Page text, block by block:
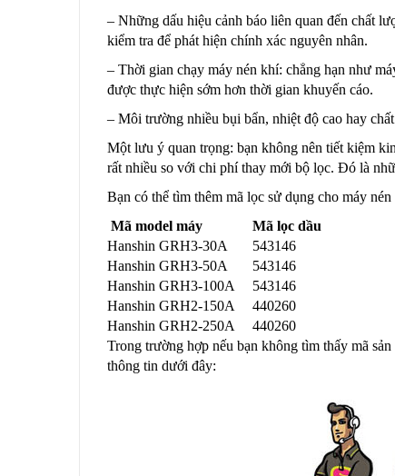
– Những dấu hiệu cảnh báo liên quan đến chất
kiểm tra để phát hiện chính xác nguyên nhân.
– Thời gian chạy máy nén khí: chẳng hạn như
được thực hiện sớm hơn thời gian khuyến cáo.
– Môi trường nhiều bụi bẩn, nhiệt độ cao hay
Một lưu ý quan trọng: bạn không nên tiết kiệm
rất nhiều so với chi phí thay mới bộ lọc. Đó là
Bạn có thể tìm thêm mã lọc sử dụng cho máy
Mã model máy
Mã lọc dầu
Hanshin GRH3-30A
543146
Hanshin GRH3-50A
543146
Hanshin GRH3-100A
543146
Hanshin GRH2-150A
440260
Hanshin GRH2-250A
440260
Trong trường hợp nếu bạn không tìm thấy mã
thông tin dưới đây: